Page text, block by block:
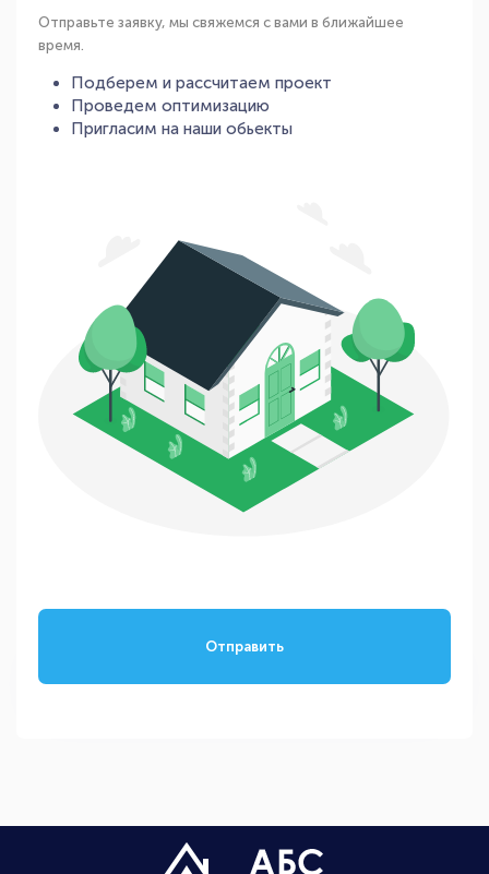
Отправьте заявку, мы свяжемся с вами в ближайшее
время.
Подберем и рассчитаем проект
Проведем оптимизацию
Пригласим на наши обьекты
Отправить